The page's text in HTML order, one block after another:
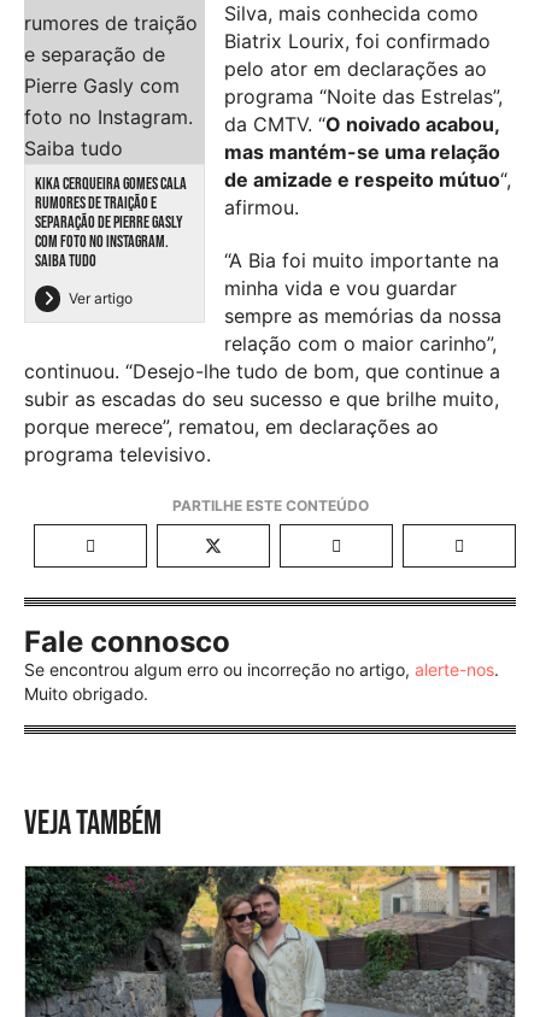
KIKA CERQUEIRA GOMES CALA
RUMORES DE TRAIÇÃO E
SEPARAÇÃO DE PIERRE GASLY
COM FOTO NO INSTAGRAM.
SAIBA TUDO
Ver artigo
Silva, mais conhecida como
Biatrix Lourix, foi confirmado
pelo ator em declarações ao
programa “Noite das Estrelas”,
da CMTV. “O noivado acabou,
mas mantém-se uma relação
de amizade e respeito mútuo“,
afirmou.
“A Bia foi muito importante na
minha vida e vou guardar
sempre as memórias da nossa
relação com o maior carinho”,
continuou. “Desejo-lhe tudo de bom, que continue a
subir as escadas do seu sucesso e que brilhe muito,
porque merece”, rematou, em declarações ao
programa televisivo.
Fale connosco
Se encontrou algum erro ou incorreção no artigo, alerte-nos.
Muito obrigado.
VEJA TAMBÉM